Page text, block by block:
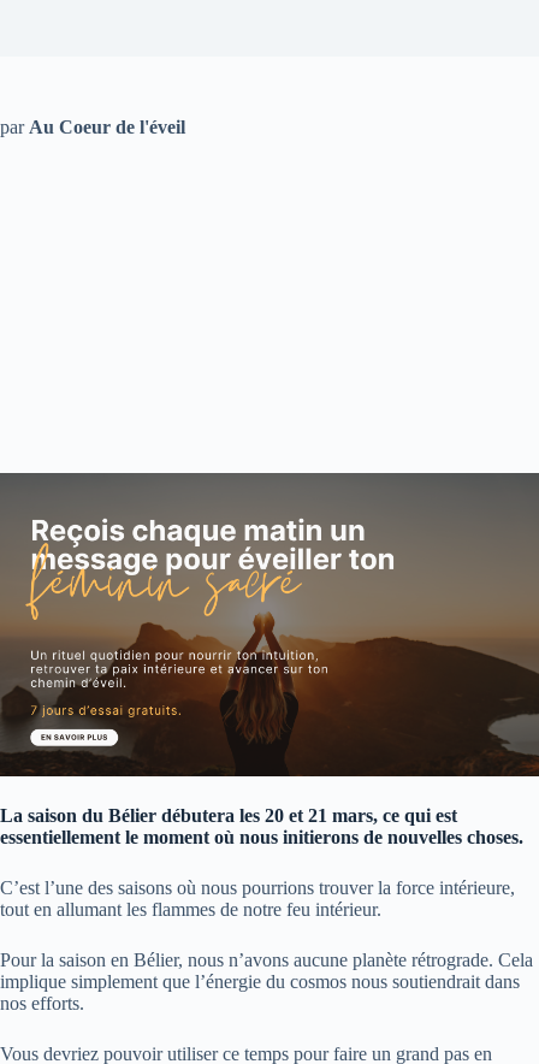
par Au Coeur de l'éveil
La saison du Bélier débutera les 20 et 21 mars, ce qui est
essentiellement le moment où nous initierons de nouvelles choses.
C’est l’une des saisons où nous pourrions trouver la force intérieure,
tout en allumant les flammes de notre feu intérieur.
Pour la saison en Bélier, nous n’avons aucune planète rétrograde. Cela
implique simplement que l’énergie du cosmos nous soutiendrait dans
nos efforts.
Vous devriez pouvoir utiliser ce temps pour faire un grand pas en